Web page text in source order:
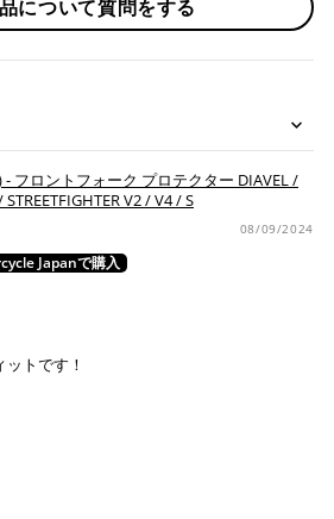
払いは決済金額が税込10,000円以上の
ただけます。
での分割払いのご利用には、事前
割払い非対応のため、一括払い・リ
頂けます。
ご利用のカード会社の定めによります
認ください。
からの発送になります。別で発送をご
くまで目安になりますので、納期が
す。
響により遅れが生じる場合もござい
金合計が¥11,000(税込）以上の場合
ます。
について質問をする
- フロントフォーク プロテクター DIAVEL /
V2 / V4 / S
08/09/2024
トです！